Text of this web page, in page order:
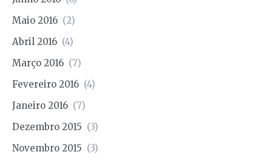
Maio 2016 (2)
Abril 2016 (4)
Março 2016 (7)
Fevereiro 2016 (4)
Janeiro 2016 (7)
Dezembro 2015 (3)
Novembro 2015 (3)